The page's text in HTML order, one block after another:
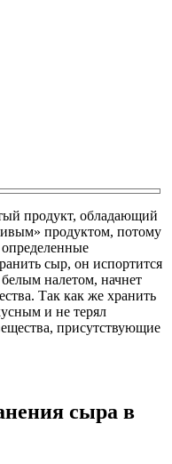
продукт, обладающий
продуктом, потому
сыр, он испортится
налетом, начнет
Так как же хранить
и не терял
присутствующие
сыра в